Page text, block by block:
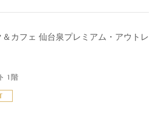
カフェ 仙台泉プレミアム・アウトレ
1階